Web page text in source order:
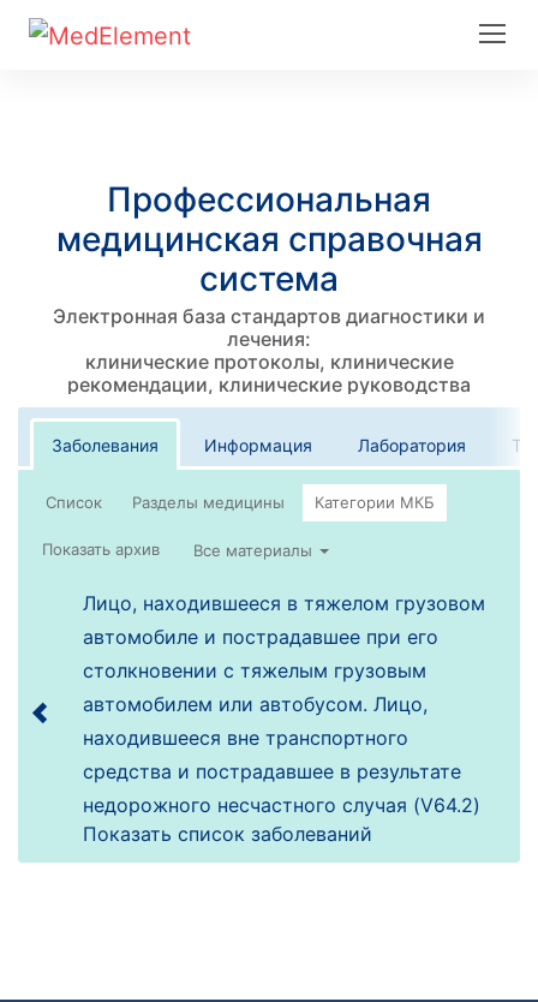
Профессиональная
медицинская справочная
система
Электронная база стандартов диагностики и
лечения:
клинические протоколы, клинические
рекомендации, клинические руководства
Заболевания Информация Лаборатория
Список
Все материалы
Лицо, находившееся в тяжелом грузовом
автомобиле и пострадавшее при его
столкновении с тяжелым грузовым
автомобилем или автобусом. Лицо,
находившееся вне транспортного
средства и пострадавшее в результате
недорожного несчастного случая (V64.2)
Показать список заболеваний